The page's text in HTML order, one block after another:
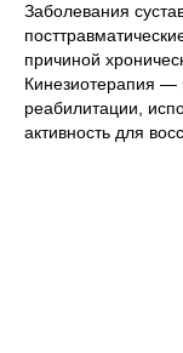
Заболевания
причиной
Кинезиотерапия —
реабилитации,
активность для